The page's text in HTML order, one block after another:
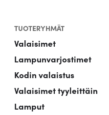
TUOTERYHMÄT
Valaisimet
Lampunvarjostimet
Kodin valaistus
Valaisimet tyyleittäin
Lamput